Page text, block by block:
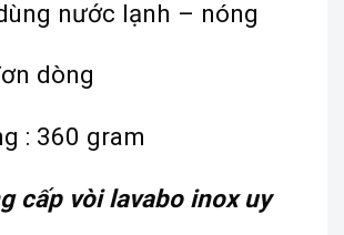
nước lạnh – nóng
dòng
: 360 gram
cấp vòi lavabo inox uy